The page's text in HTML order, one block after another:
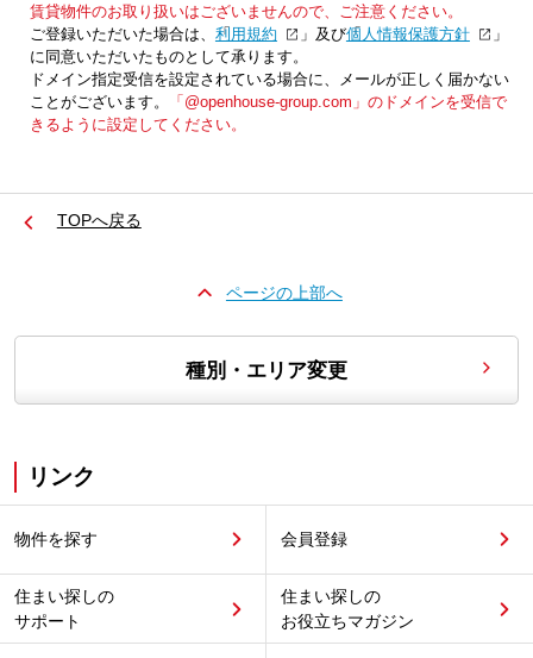
賃貸物件のお取り扱いはございませんので、ご注意ください。
ご登録いただいた場合は、「利用規約 」及び「個人情報保護方針
」
に同意いただいたものとして承ります。
ドメイン指定受信を設定されている場合に、メールが正しく届かない
ことがございます。
「@openhouse-group.com」のドメインを受信で
きるように設定してください。
TOPへ戻る
ページの上部へ
種別・エリア変更
リンク
物件を探す 会員登録
住まい探しの
サポート
住まい探しの
お役立ちマガジン